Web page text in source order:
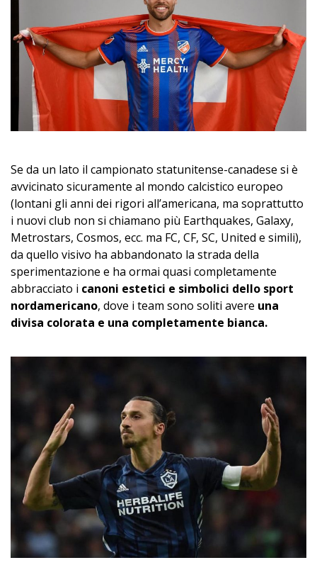
Se da un lato il campionato statunitense-canadese si è
avvicinato sicuramente al mondo calcistico europeo
(lontani gli anni dei rigori all’americana, ma soprattutto
i nuovi club non si chiamano più Earthquakes, Galaxy,
Metrostars, Cosmos, ecc. ma FC, CF, SC, United e simili),
da quello visivo ha abbandonato la strada della
sperimentazione e ha ormai quasi completamente
abbracciato i canoni estetici e simbolici dello sport
nordamericano, dove i team sono soliti avere una
divisa colorata e una completamente bianca.